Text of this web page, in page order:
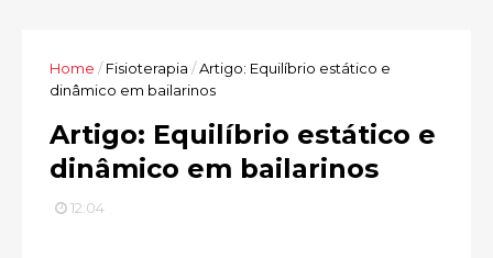
Home /Fisioterapia /Artigo: Equilíbrio estático e
dinâmico em bailarinos
Artigo: Equilíbrio estático e
dinâmico em bailarinos
12:04